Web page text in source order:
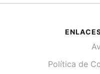
Política de